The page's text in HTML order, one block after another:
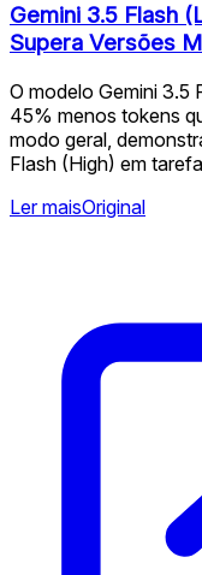
Gemini 3.5 Flash
Supera Versões
O modelo Gemini 3.5
45% menos tokens
modo geral,
Flash (High) em
Ler maisOriginal